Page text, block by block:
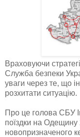
Враховуючи
Служба безпеки
уваги через те, що
розхитати ситуацію.
Про це голова СБУ
поїздки на Одещину
новопризначеного